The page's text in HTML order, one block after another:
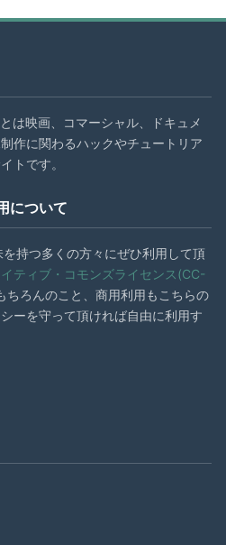
は映画、コマーシャル、ドキュメ
作に関わるハックやチュートリア
トです。
について
持つ多くの方々にぜひ利用して頂
ティブ・コモンズライセンス(CC-
ちろんのこと、商用利用もこちらの
ーを守って頂ければ自由に利用す